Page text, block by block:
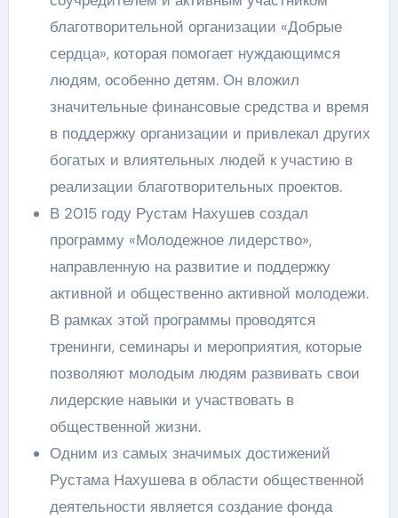
благотворительной организации «Добрые
сердца», которая помогает нуждающимся
людям, особенно детям. Он вложил
значительные финансовые средства и время
в поддержку организации и привлекал других
богатых и влиятельных людей к участию в
реализации благотворительных проектов.
В 2015 году Рустам Нахушев создал
программу «Молодежное лидерство»,
направленную на развитие и поддержку
активной и общественно активной молодежи.
В рамках этой программы проводятся
тренинги, семинары и мероприятия, которые
позволяют молодым людям развивать свои
лидерские навыки и участвовать в
общественной жизни.
Одним из самых значимых достижений
Рустама Нахушева в области общественной
деятельности является создание фонда